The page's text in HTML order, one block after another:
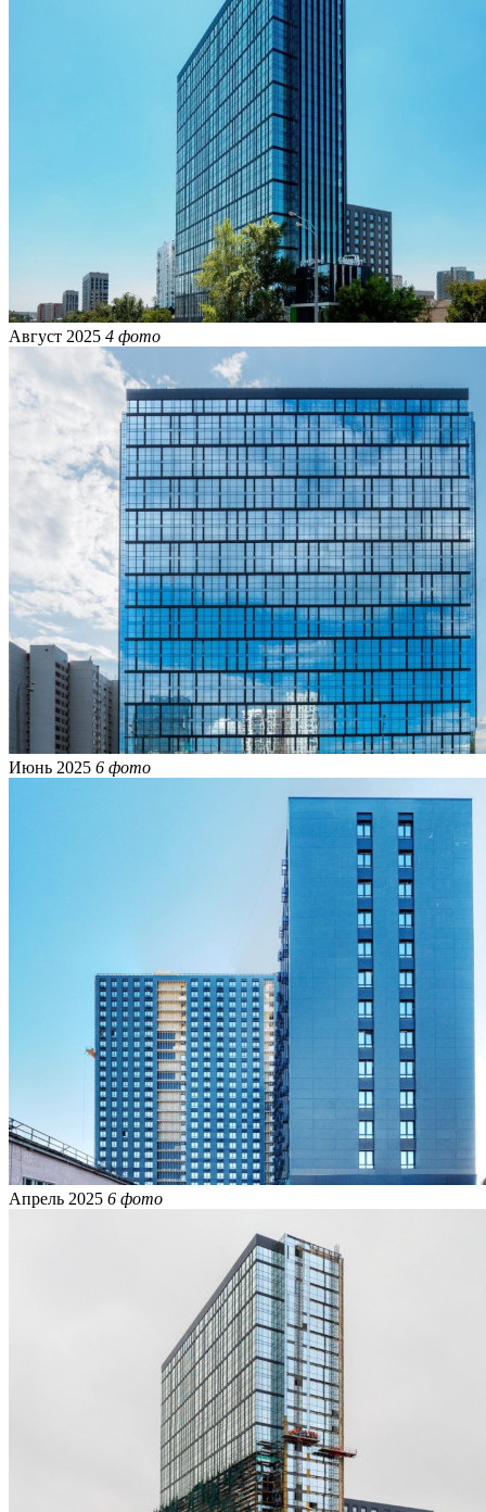
Август 2025 4 фото
Июнь 2025 6 фото
Апрель 2025 6 фото